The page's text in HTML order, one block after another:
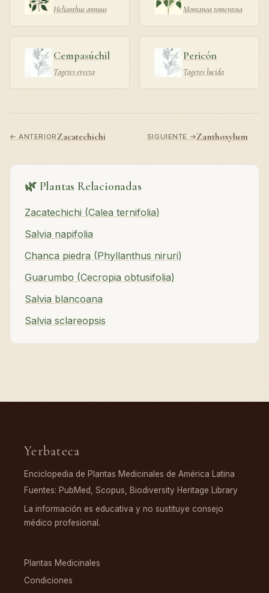
Helianthus annuus Montanoa tomentosa
Cempasúchil
Tagetes erecta
Pericón
Tagetes lucida
← ANTERIOR Zacatechichi SIGUIENTE →Zanthoxylum
🌿 Plantas Relacionadas
Zacatechichi (Calea ternifolia)
Salvia napifolia
Chanca piedra (Phyllanthus niruri)
Guarumbo (Cecropia obtusifolia)
Salvia blancoana
Salvia sclareopsis
Yerbateca
Enciclopedia de Plantas Medicinales de América Latina
Fuentes: PubMed, Scopus, Biodiversity Heritage Library
La información es educativa y no sustituye consejo
médico profesional.
Plantas Medicinales
Condiciones